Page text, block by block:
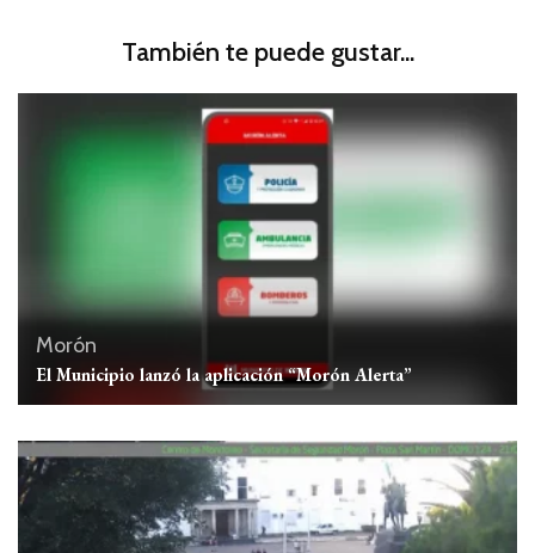
También te puede gustar...
Morón
El Municipio lanzó la aplicación “Morón Alerta”